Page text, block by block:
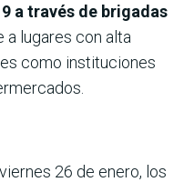
a través de brigadas
lugares con alta
como instituciones
26 de enero, los